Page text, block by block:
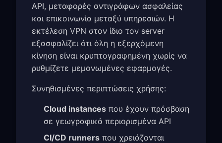
API, μεταφορές αντιγράφων ασφαλείας
και επικοινωνία μεταξύ υπηρεσιών. Η
εκτέλεση VPN στον ίδιο τον server
εξασφαλίζει ότι όλη η εξερχόμενη
κίνηση είναι κρυπτογραφημένη χωρίς να
ρυθμίζετε μεμονωμένες εφαρμογές.
Συνηθισμένες περιπτώσεις χρήσης:
Cloud instances που έχουν πρόσβαση
σε γεωγραφικά περιορισμένα API
CI/CD runners που χρειάζονται